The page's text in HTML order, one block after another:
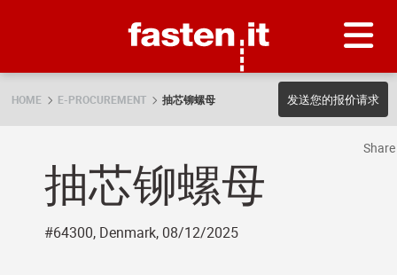
HOME E-PROCUREMENT 抽芯铆螺母 发送您的报价请求
抽芯铆螺母
#64300, Denmark, 08/12/2025
Share